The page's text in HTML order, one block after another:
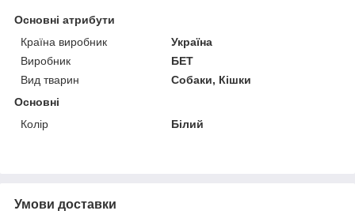
Основні атрибути
Країна виробник
Україна
Виробник
БЕТ
Вид тварин
Собаки, Кішки
Основні
Колір
Білий
Умови доставки